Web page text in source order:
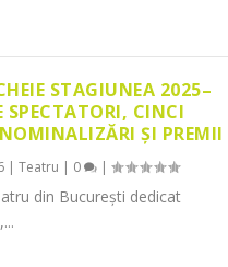
STAGIUNEA 2025–
SPECTATORI, CINCI
ȘI PREMII
| Teatru | 0 |
din București dedicat